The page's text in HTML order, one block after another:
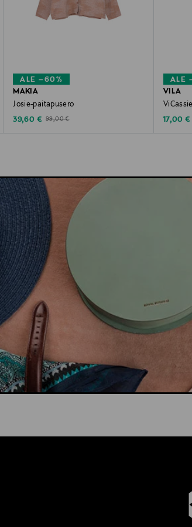
ALE –60%
MAKIA
Josie-paitapusero
Discounted Price
39,60 € Original Price
99,00 €
ALE
VILA
17,00 €